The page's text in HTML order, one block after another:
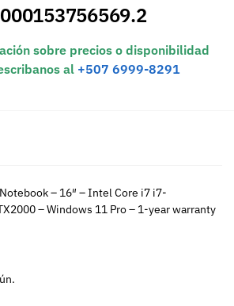
sobre precios o disponibilidad
al +507 6999-8291
– 16″ – Intel Core i7 i7-
– Windows 11 Pro – 1-year warranty